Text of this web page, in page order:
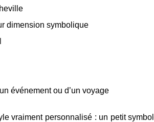
dimension symbolique
événement ou d’un voyage
vraiment personnalisé : un petit